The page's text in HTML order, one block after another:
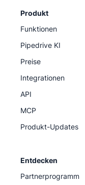
Produkt
Funktionen
Pipedrive KI
Preise
Integrationen
API
MCP
Produkt-Updates
Entdecken
Partnerprogramm